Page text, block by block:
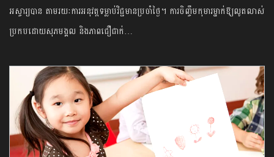
អស្ចារ្យបាន តាមរយៈការអនុវត្តទម្លាប់វិជ្ជមានប្រចាំថ្ងៃ។ ការចិញ្ចឹមកុមារម្នាក់ឱ្យលូតលាស់
ប្រកបដោយសុភមង្គល និងភាពជឿជាក់…